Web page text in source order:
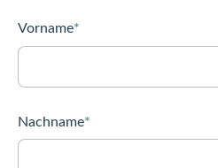
Pflichtfeld
Vorname*
Pflichtfeld
Nachname*